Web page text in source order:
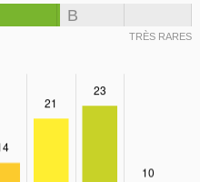
B
TRÈS RARES